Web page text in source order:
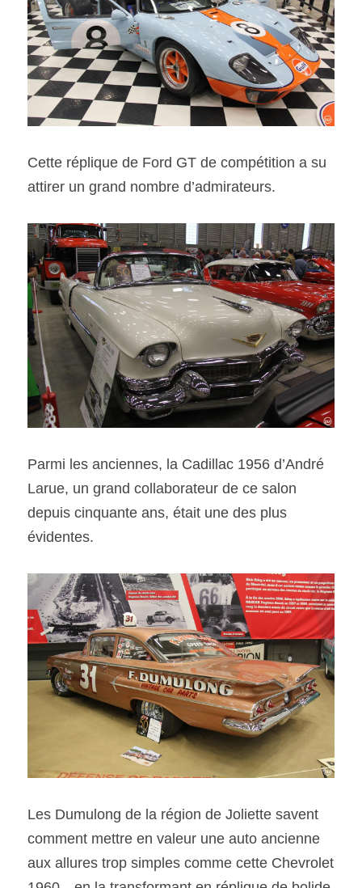
Cette réplique de Ford GT de compétition a su
attirer un grand nombre d’admirateurs.
Parmi les anciennes, la Cadillac 1956 d’André
Larue, un grand collaborateur de ce salon
depuis cinquante ans, était une des plus
évidentes.
Les Dumulong de la région de Joliette savent
comment mettre en valeur une auto ancienne
aux allures trop simples comme cette Chevrolet